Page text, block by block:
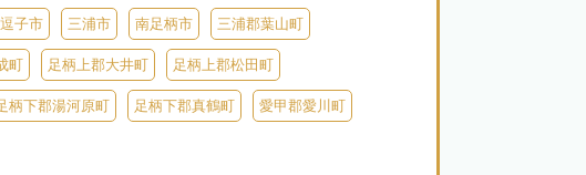
逗子市 三浦市 南足柄市 三浦郡葉山町
町 足柄上郡大井町 足柄上郡松田町
柄下郡湯河原町 足柄下郡真鶴町 愛甲郡愛川町